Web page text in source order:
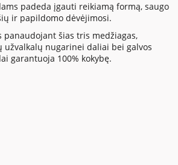
padeda įgauti reikiamą formą, saugo
ir papildomo dėvėjimosi.
panaudojant šias tris medžiagas,
nugarinei daliai bei galvos
garantuoja 100% kokybę.